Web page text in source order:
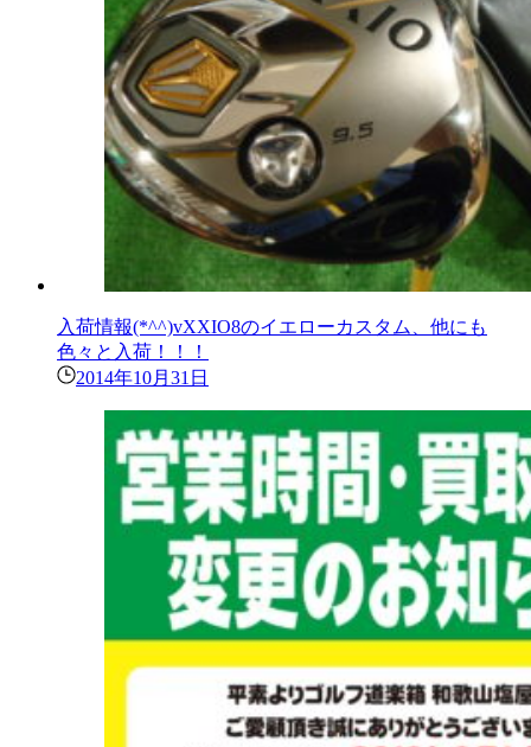
入荷情報(*^^)vXXIO8のイエローカスタム、他にも
色々と入荷！！！
2014年10月31日